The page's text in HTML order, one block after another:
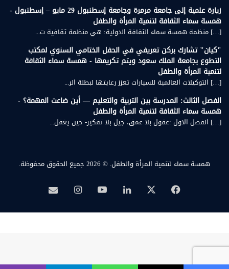
زيارة علمية إلى جامعة مرمرة وجامعة إسطنبول 29 مايو – إسطنبول -
همسة سماء الثقافة لتنمية المرأة والطفل
[…] منظمة همسة سماء الثقافة الدولية: هي منظمة ثقافية ت...
"كيان" تشارك بركن تعريفي في الحفل الختامي السنوي لمكتب
التطوع بجامعة الملك سعود ويتم تكريمها - همسة سماء الثقافة
لتنمية المرأة والطفل
[…] التوكيلات العالمية للسيارات تعزز رعايتها لبطلة الر...
الفصل الثالث: المدرسة بين التربية والتعليم — أين ضاعت المهمة؟ -
همسة سماء الثقافة لتنمية المرأة والطفل
[…] الفصل الاول :عقول بلا عمق، جيل بلا تفكير- حين يغفل...
همسة سماء لتنمية المرأة والطفل. © 2026 جميع الحقوق محفوظة.
فيسبوك لينكدإن‫YouTubeانستقرامبريد
همسة